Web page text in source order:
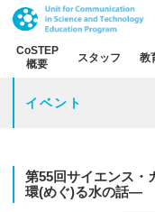
CoSTEP
概要
スタッフ 教
イベント
第55回サイエンス ・
環(めぐ)る水の話―